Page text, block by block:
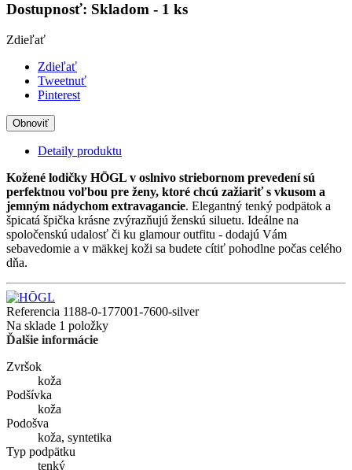
Dostupnosť: Skladom - 1 ks
Zdieľať
Zdieľať
Tweetnuť
Pinterest
Detaily produktu
Kožené lodičky HŌGL v oslnivo striebornom prevedení sú
perfektnou voľbou pre ženy, ktoré chcú zažiariť s vkusom a
jemným nádychom extravagancie. Elegantný tenký podpätok a
špicatá špička krásne zvýrazňujú ženskú siluetu. Ideálne na
spoločenskú udalosť či ku glamour outfitu - dodajú Vám
sebavedomie a v mäkkej koži sa budete cítiť pohodlne počas celého
dňa.
Referencia 1188-0-177001-7600-silver
Na sklade 1 položky
Ďalšie informácie
Zvršok
koža
Podšívka
koža
Podošva
koža, syntetika
Typ podpätku
tenký